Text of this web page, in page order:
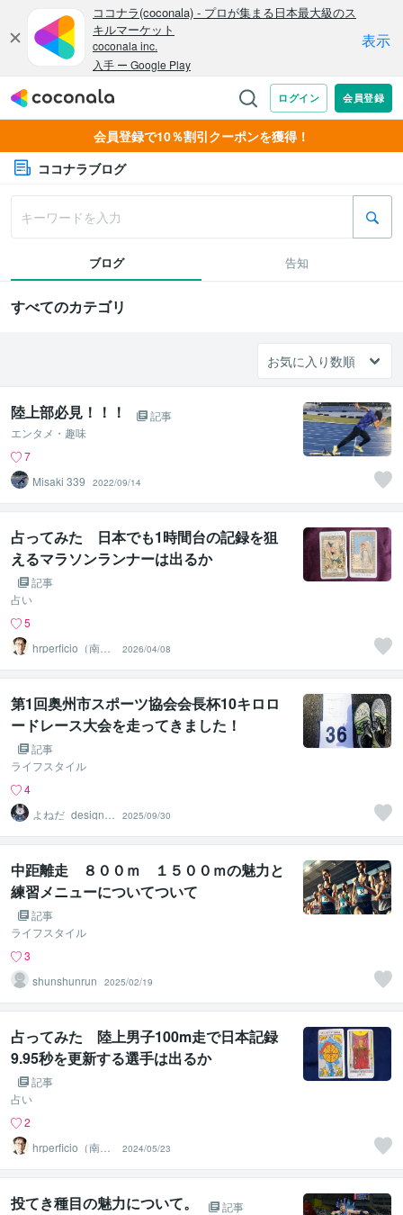
会員登録で10％割引クーポンを獲得！
ココナラブログ
ブログ 告知
すべてのカテゴリ
陸上部必見！！！
記事
エンタメ・趣味
7
Misaki 339
2022/09/14
占ってみた 日本でも1時間台の記録を狙
えるマラソンランナーは出るか
記事
占い
5
hrperficio（南仙
台の父）
2026/04/08
第1回奥州市スポーツ協会会長杯10キロロ
ードレース大会を走ってきました！
記事
ライフスタイル
4
よねだ_design2
8
2025/09/30
中距離走 ８００ｍ １５００ｍの魅力と
練習メニューについてついて
記事
ライフスタイル
3
shunshunrun
2025/02/19
占ってみた 陸上男子100m走で日本記録
9.95秒を更新する選手は出るか
記事
占い
2
hrperficio（南仙
台の父）
2024/05/23
投てき種目の魅力について。
記事